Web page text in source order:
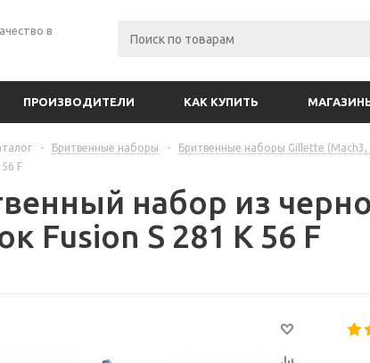
в
ПРОИЗВОДИТЕЛИ КАК КУПИТЬ
- Бритвенные наборы - Бритвенные наборы Gillette (Mach3,
56 F
набор из
Fusion S 281 K 56 F